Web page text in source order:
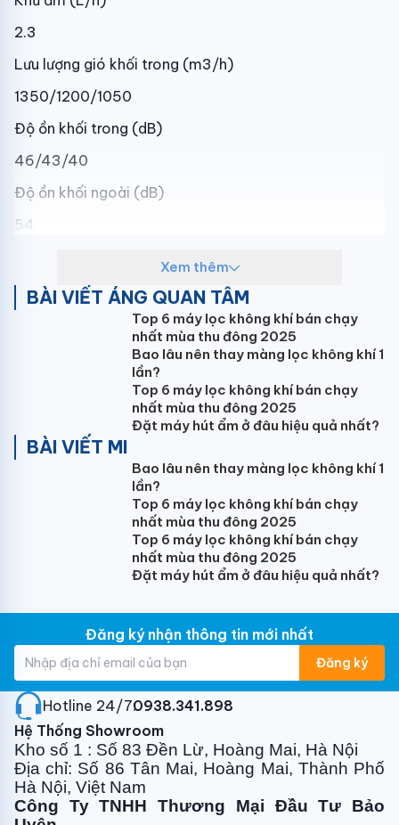
2.3
Lưu lượng gió khối trong (m3/h)
1350/1200/1050
Độ ồn khối trong (dB)
46/43/40
Độ ồn khối ngoài (dB)
54
503x1747x319
Kích thước dàn nóng WxHxD (mm)
Trọng lượng tịnh/cả thùng dàn lạnh (kg)
Trọng lượng tịnh/cả thùng dàn nóng (kg)
Kích thước ống nối (lỏng/hơi) (mm)
6.35/15.9
Chiều dài tối thiểu/tiêu chuẩn/tối đa (m)
3/15/25
Chênh lệch độ cao tối đa (m)
15
Khối lượng gas có sẵn (g)
1230
Xem thêm
BÀI VIẾT ÁNG QUAN TÂM
Top 6 máy lọc không khí bán chạy
nhất mùa thu đông 2025
Bao lâu nên thay màng lọc không khí 1
lần?
Top 6 máy lọc không khí bán chạy
nhất mùa thu đông 2025
Đặt máy hút ẩm ở đâu hiệu quả nhất?
BÀI VIẾT MI
Bao lâu nên thay màng lọc không khí 1
lần?
Top 6 máy lọc không khí bán chạy
nhất mùa thu đông 2025
Top 6 máy lọc không khí bán chạy
nhất mùa thu đông 2025
Đặt máy hút ẩm ở đâu hiệu quả nhất?
Đăng ký nhận thông tin mới nhất
Đăng ký
Hotline 24/7:0938.341.898
Hệ Thống Showroom
Kho số 1 : Số 83 Đền Lừ, Hoàng Mai, Hà Nội
Địa chỉ: Số 86 Tân Mai, Hoàng Mai, Thành Phố
Hà Nội, Việt Nam
Công Ty TNHH Thương Mại Đầu Tư Bảo